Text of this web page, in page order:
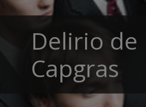
Delirio de
Capgras